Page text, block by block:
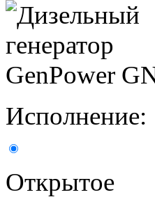
Исполнение:
Открытое